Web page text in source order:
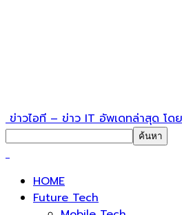
ข่าวไอที – ข่าว IT อัพเดทล่าสุด โด
HOME
Future Tech